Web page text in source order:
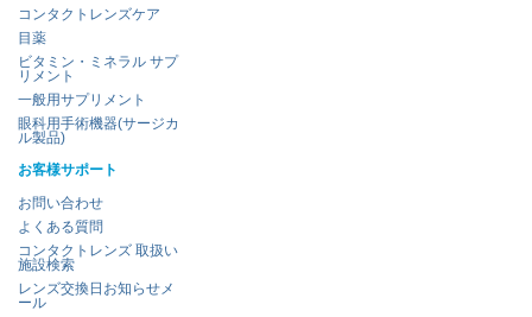
コンタクトレンズケア
目薬
ビタミン・ミネラル サプ
リメント
一般用サプリメント
眼科用手術機器(サージカ
ル製品)
お客様サポート
お問い合わせ
よくある質問
コンタクトレンズ 取扱い
施設検索
レンズ交換日お知らせメ
ール